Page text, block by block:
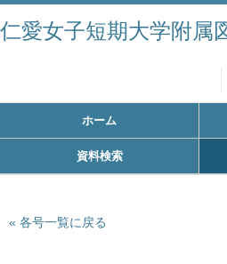
仁愛女子短期大学附属
ホーム
資料検索
各号一覧に戻る